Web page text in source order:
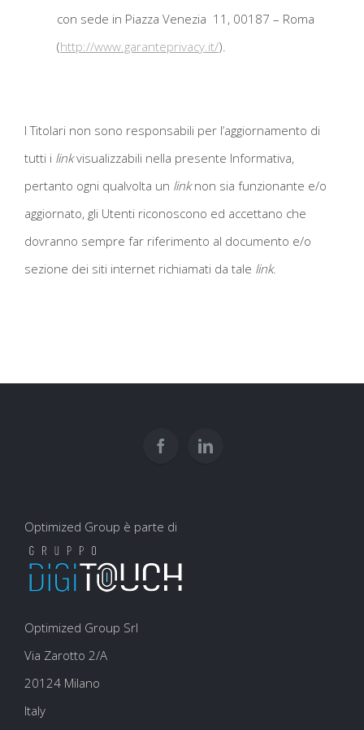
con sede in Piazza Venezia 11, 00187 – Roma
(http://www.garanteprivacy.it/).
I Titolari non sono responsabili per l’aggiornamento di
tutti i linkvisualizzabili nella presente Informativa,
pertanto ogni qualvolta un linknon sia funzionante e/o
aggiornato, gli Utenti riconoscono ed accettano che
dovranno sempre far riferimento al documento e/o
sezione dei siti internet richiamati da tale link.
Optimized Group è parte di
Optimized Group Srl
Via Zarotto 2/A
20124 Milano
Italy